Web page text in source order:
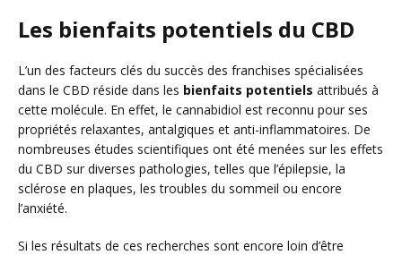
Les bienfaits potentiels du CBD
L’un des facteurs clés du succès des franchises spécialisées
dans le CBD réside dans les bienfaits potentiels attribués à
cette molécule. En effet, le cannabidiol est reconnu pour ses
propriétés relaxantes, antalgiques et anti-inflammatoires. De
nombreuses études scientifiques ont été menées sur les effets
du CBD sur diverses pathologies, telles que l’épilepsie, la
sclérose en plaques, les troubles du sommeil ou encore
l’anxiété.
Si les résultats de ces recherches sont encore loin d’être